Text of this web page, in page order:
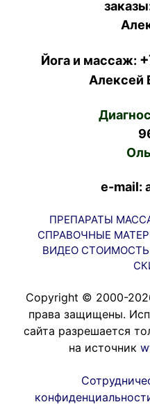
Йога и массаж:
Алексей
e-mail:
ПРЕПАРАТЫ
СПРАВОЧНЫЕ
ВИДЕО
Copyright © 2000-
права защищены.
сайта разрешается
на источник